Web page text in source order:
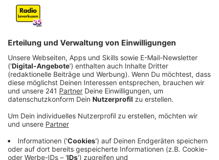
Dr. Christoph Specht:
Mit den Vitaminen ist das so eine Sache. Man
sollte generell keinen Defizit von den Vitaminen
C, B und D haben. Vor allem Vitamin D ist ganz,
ganz wichtig für die Abwehr. Der Vitamin-
Haushalt sollte aber schon VOR der Infektion
entsprechend hoch sein. Im Winter haben wir alle
Vitamin-D-Mangel, aufgrund fehlenden
Sonnenlichts. Das brauchen wir für die
Produktion von Vitamin D. Mit verschiedenen
Fischsorten kann man da dagegen arbeiten.